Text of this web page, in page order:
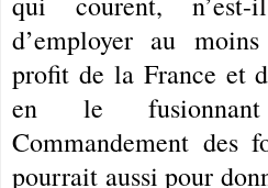
d’employer au
profit de la France et
en le
Commandement des
pourrait aussi pour